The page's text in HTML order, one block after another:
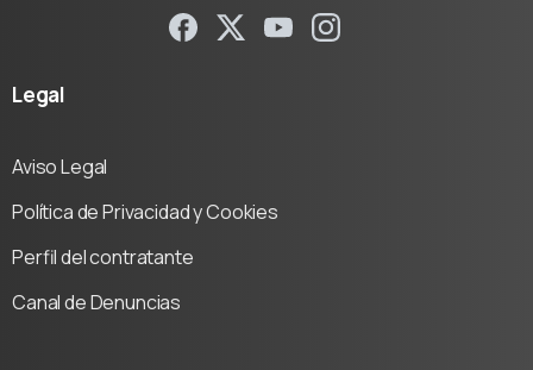
Legal
Aviso Legal
Política de Privacidad y Cookies
Perfil del contratante
Canal de Denuncias